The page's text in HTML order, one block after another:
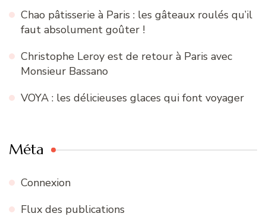
Chao pâtisserie à Paris : les gâteaux roulés qu’il
faut absolument goûter !
Christophe Leroy est de retour à Paris avec
Monsieur Bassano
VOYA : les délicieuses glaces qui font voyager
Méta
Connexion
Flux des publications